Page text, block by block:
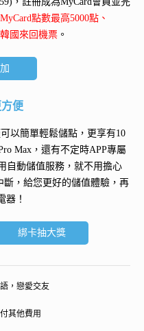
MyCard點數最高5000點、
國來回機票 。
便
以簡單輕鬆儲點，更享有10
Max ，還有不定時APP專屬
自動儲值服務 ，就不用擔心
，給您更好的儲值體驗，再
器 ！
綁卡抽大獎
，戀愛交友
其他費用